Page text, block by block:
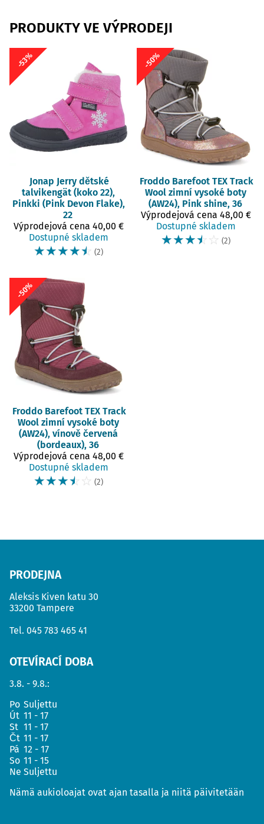
PRODUKTY VE VÝPRODEJI
-53%
Jonap Jerry dětské
talvikengät (koko 22),
Pinkki (Pink Devon Flake),
22
Výprodejová cena 40,00 €
Dostupné skladem
☆☆☆☆☆ (2)
-50%
Froddo Barefoot TEX Track
Wool zimní vysoké boty
(AW24), Pink shine, 36
Výprodejová cena 48,00 €
Dostupné skladem
☆☆☆☆ ☆ (2)
-50%
Froddo Barefoot TEX Track
Wool zimní vysoké boty
(AW24), vínově červená
(bordeaux), 36
Výprodejová cena 48,00 €
Dostupné skladem
☆☆☆☆ ☆ (2)
PRODEJNA
Aleksis Kiven katu 30
33200 Tampere
Tel. 045 783 465 41
OTEVÍRACÍ DOBA
3.8. - 9.8.:
Po Suljettu
Út 11 - 17
St 11 - 17
Čt 11 - 17
Pá 12 - 17
So 11 - 15
Ne Suljettu
Nämä aukioloajat ovat ajan tasalla ja niitä päivitetään